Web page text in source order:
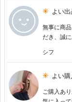
よい
無事に商
だき、誠
シフ
よい
ご購入あ